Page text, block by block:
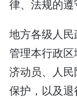
律、法规的遵
地方各级人民
管理本行政
济动员、人
保护，以及